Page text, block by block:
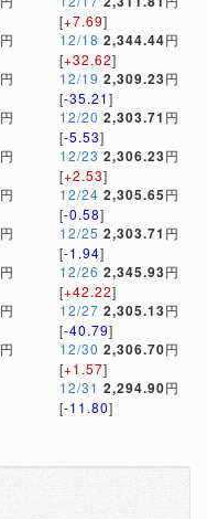
円
円
円
円
円
円
円
円
円
[+7.69]
12/18 2,344.44円
[+32.62]
12/19 2,309.23円
[-35.21]
12/20 2,303.71 円
[-5.53]
12/23 2,306.23円
[+2.53]
12/24 2,305.65円
[-0.58]
12/25 2,303.71 円
[-1.94]
12/26 2,345.93円
[+42.22]
12/27 2,305.13円
[-40.79]
12/30 2,306.70円
[+1.57]
12/31 2,294.90円
[-11.80]